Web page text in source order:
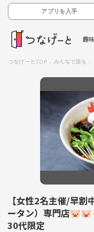
アプリを入手
趣
つなげーとTOP みんなで語る
【女性2名主催/早割
ータン）専門店
30代限定